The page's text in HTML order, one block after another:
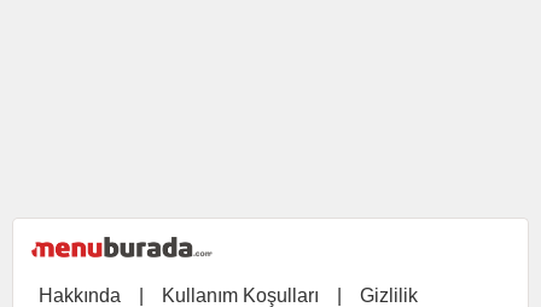
Hakkında Kullanım Koşulları Gizlilik